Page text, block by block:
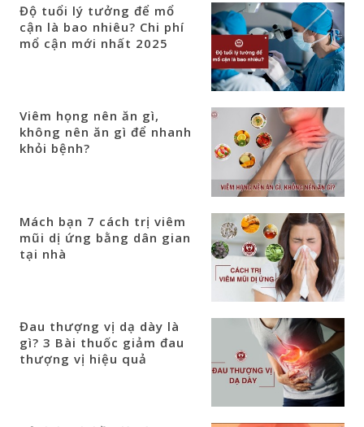
Độ tuổi lý tưởng để mổ
cận là bao nhiêu? Chi phí
mổ cận mới nhất 2025
Viêm họng nên ăn gì,
không nên ăn gì để nhanh
khỏi bệnh?
Mách bạn 7 cách trị viêm
mũi dị ứng bằng dân gian
tại nhà
Đau thượng vị dạ dày là
gì? 3 Bài thuốc giảm đau
thượng vị hiệu quả